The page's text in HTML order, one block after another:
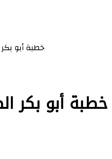
خطبة أبو
خطبة أبو بكر